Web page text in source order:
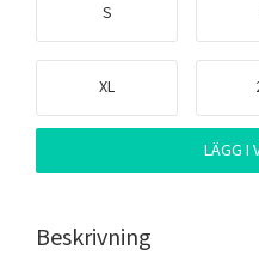
S
XL
LÄGG I
Beskrivning